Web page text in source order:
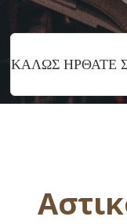
ΚΑΛΩΣ ΗΡΘΑΤΕ